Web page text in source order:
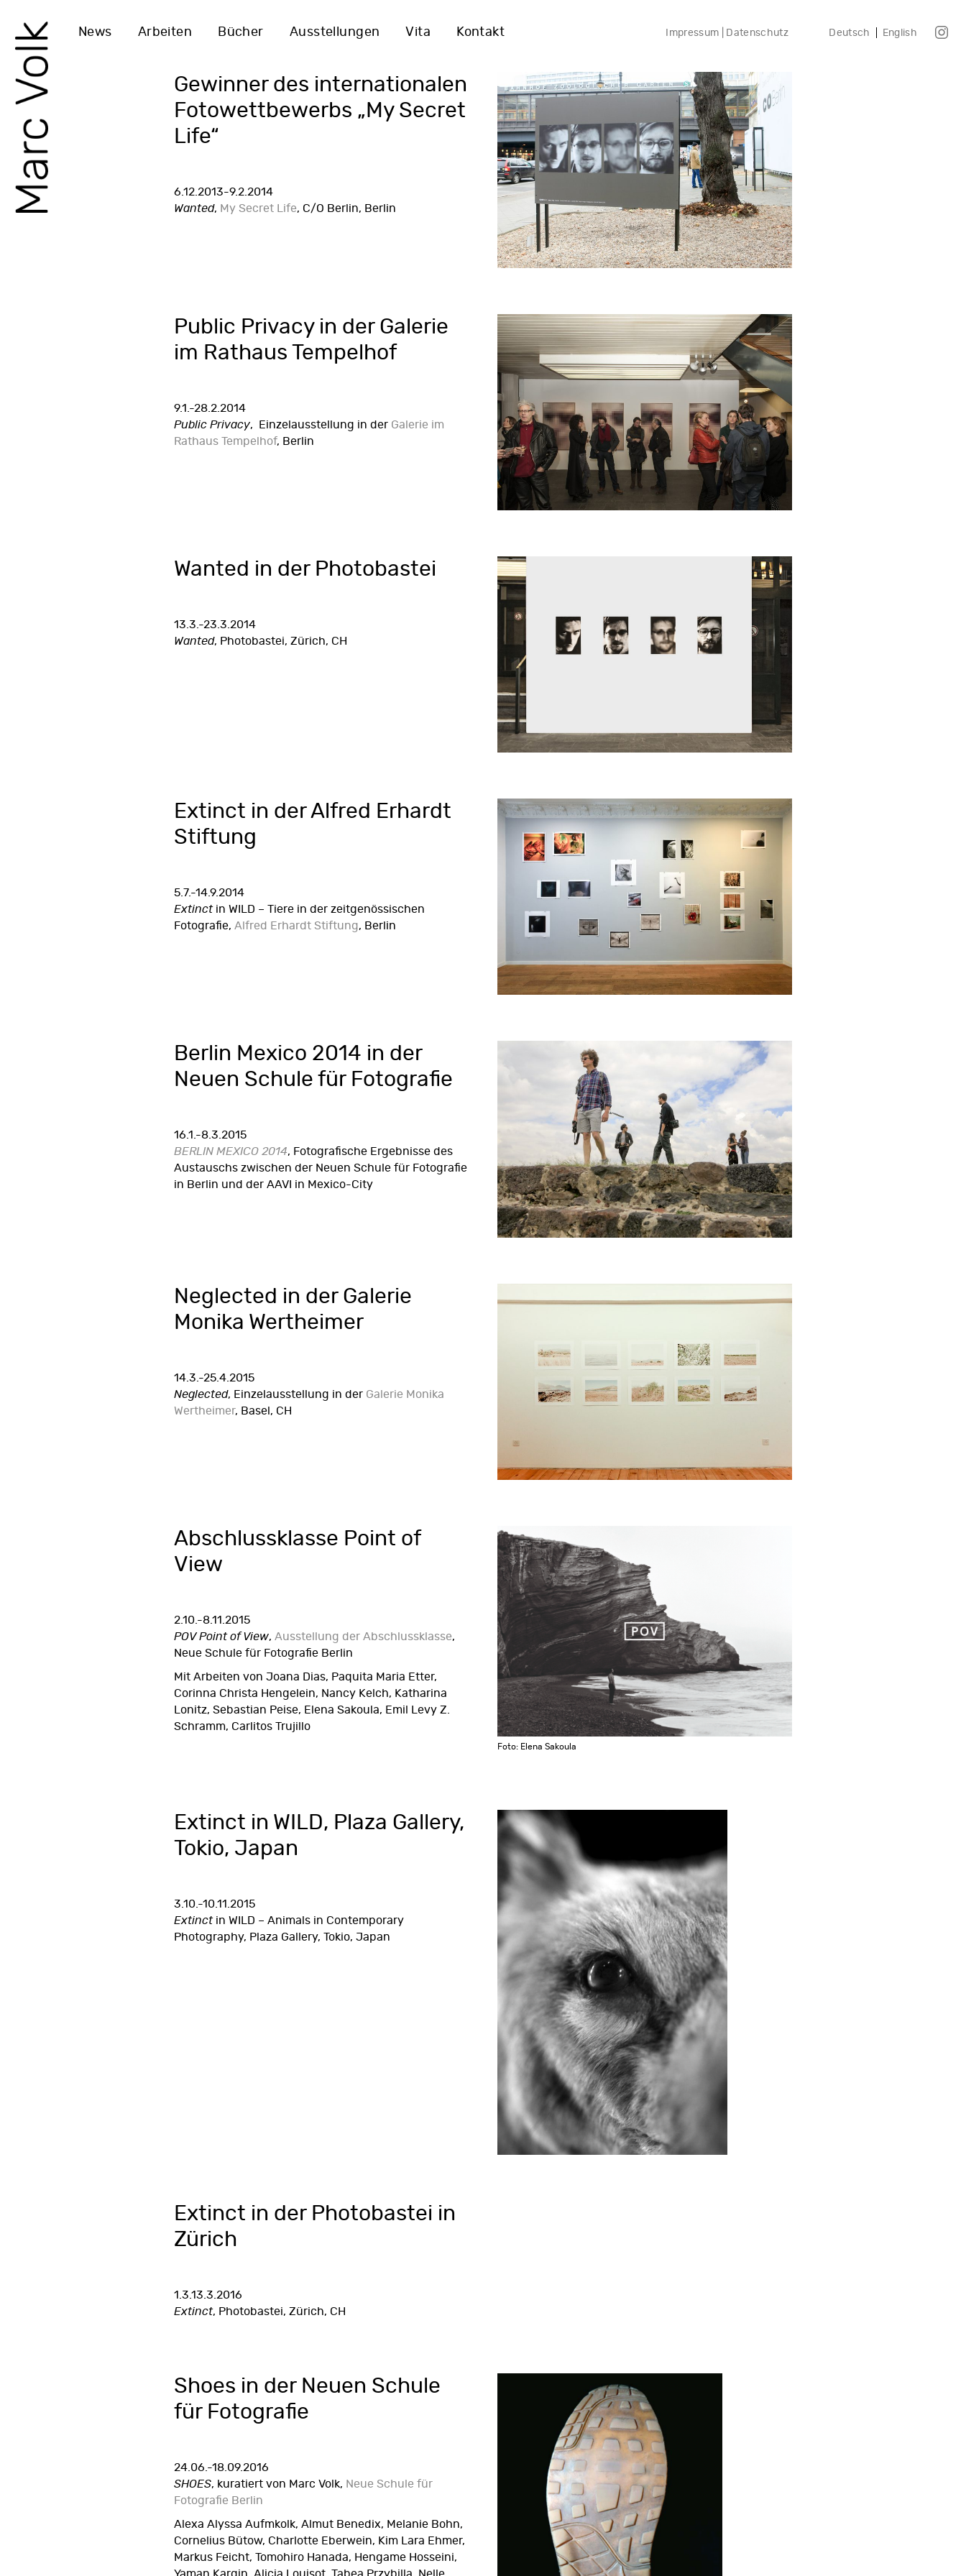
News Arbeiten Bücher Ausstellungen Vita Kontakt Impressum | Datenschutz Deutsch English
Gewinner des internationalen
Fotowettbewerbs „My Secret
Life“
6.12.2013-9.2.2014
Wanted, My Secret Life, C/O Berlin, Berlin
Public Privacy in der Galerie
im Rathaus Tempelhof
9.1.-28.2.2014
Public Privacy, Einzelausstellung in der Galerie im
Rathaus Tempelhof, Berlin
Wanted in der Photobastei
13.3.-23.3.2014
Wanted, Photobastei, Zürich, CH
Extinct in der Alfred Erhardt
Stiftung
5.7.-14.9.2014
Extinctin WILD – Tiere in der zeitgenössischen
Fotografie, Alfred Erhardt Stiftung, Berlin
Berlin Mexico 2014 in der
Neuen Schule für Fotografie
16.1.-8.3.2015
BERLIN MEXICO 2014, Fotografische Ergebnisse des
Austauschs zwischen der Neuen Schule für Fotografie
in Berlin und der AAVI in Mexico-City
Neglected in der Galerie
Monika Wertheimer
14.3.-25.4.2015
Neglected, Einzelausstellung in der Galerie Monika
Wertheimer, Basel, CH
Abschlussklasse Point of
View
2.10.-8.11.2015
POV Point of View, Ausstellung der Abschlussklasse,
Neue Schule für Fotografie Berlin
Mit Arbeiten von Joana Dias, Paquita Maria Etter,
Corinna Christa Hengelein, Nancy Kelch, Katharina
Lonitz, Sebastian Peise, Elena Sakoula, Emil Levy Z.
Schramm, Carlitos Trujillo
Foto: Elena Sakoula
Extinct in WILD, Plaza Gallery,
Tokio, Japan
3.10.-10.11.2015
Extinctin WILD – Animals in Contemporary
Photography, Plaza Gallery, Tokio, Japan
Extinct in der Photobastei in
Zürich
1.3.13.3.2016
Extinct, Photobastei, Zürich, CH
Shoes in der Neuen Schule
für Fotografie
24.06.-18.09.2016
SHOES, kuratiert von Marc Volk, Neue Schule für
Fotografie Berlin
Alexa Alyssa Aufmkolk, Almut Benedix, Melanie Bohn,
Cornelius Bütow, Charlotte Eberwein, Kim Lara Ehmer,
Markus Feicht, Tomohiro Hanada, Hengame Hosseini,